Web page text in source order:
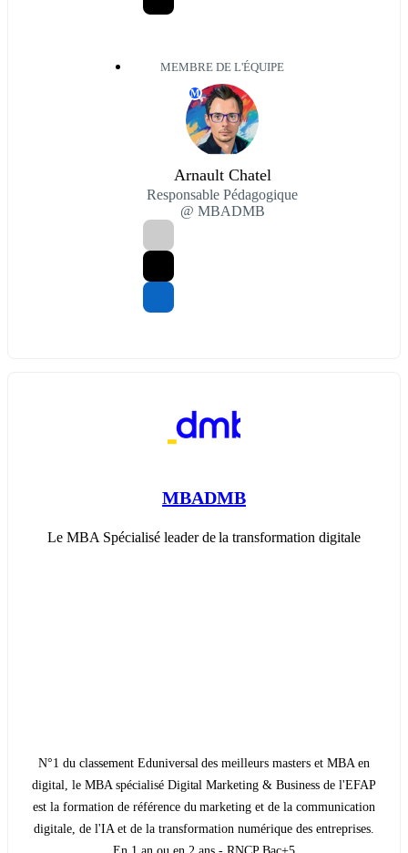
MEMBRE DE L'ÉQUIPE
M
Arnault Chatel
Responsable Pédagogique
@ MBADMB
MBADMB
Le MBA Spécialisé leader de la transformation digitale
N°1 du classement Eduniversal des meilleurs masters et MBA en
digital, le MBA spécialisé Digital Marketing & Business de l'EFAP
est la formation de référence du marketing et de la communication
digitale, de l'IA et de la transformation numérique des entreprises.